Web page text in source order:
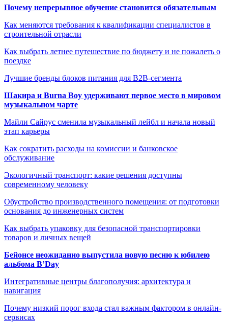
Почему непрерывное обучение становится обязательным
Как меняются требования к квалификации специалистов в
строительной отрасли
Как выбрать летнее путешествие по бюджету и не пожалеть о
поездке
Лучшие бренды блоков питания для B2B-сегмента
Шакира и Burna Boy удерживают первое место в мировом
музыкальном чарте
Майли Сайрус сменила музыкальный лейбл и начала новый
этап карьеры
Как сократить расходы на комиссии и банковское
обслуживание
Экологичный транспорт: какие решения доступны
современному человеку
Обустройство производственного помещения: от подготовки
основания до инженерных систем
Как выбрать упаковку для безопасной транспортировки
товаров и личных вещей
Бейонсе неожиданно выпустила новую песню к юбилею
альбома B’Day
Интегративные центры благополучия: архитектура и
навигация
Почему низкий порог входа стал важным фактором в онлайн-
сервисах